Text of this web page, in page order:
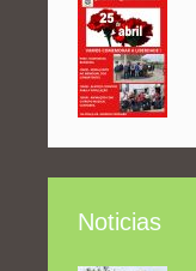
Noticias